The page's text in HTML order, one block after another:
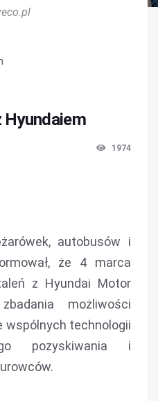
Hyundaiem
1974
autobusów i
że 4 marca
z Hyundai Motor
możliwości
wspólnych technologii
pozyskiwania i